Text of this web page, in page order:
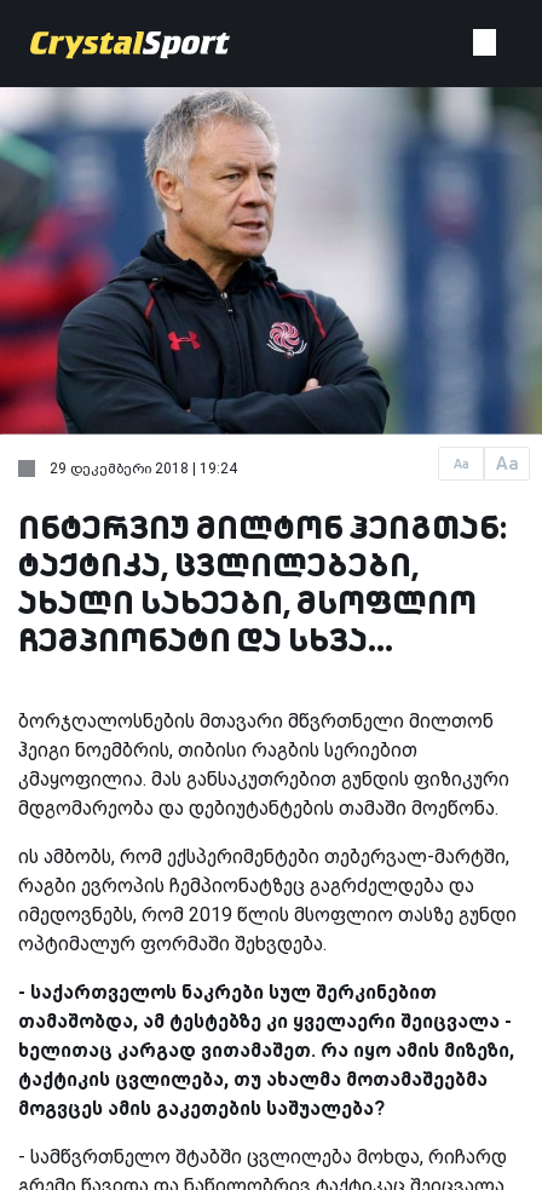
Aa Aa
29 დეკემბერი 2018 | 19:24
ინტერვიუ მილტონ ჰეიგთან:
ტაქტიკა, ცვლილებები,
ახალი სახეები, მსოფლიო
ჩემპიონატი და სხვა...
ბორჯღალოსნების მთავარი მწვრთნელი მილთონ
ჰეიგი ნოემბრის, თიბისი რაგბის სერიებით
კმაყოფილია. მას განსაკუთრებით გუნდის ფიზიკური
მდგომარეობა და დებიუტანტების თამაში მოეწონა.
ის ამბობს, რომ ექსპერიმენტები თებერვალ-მარტში,
რაგბი ევროპის ჩემპიონატზეც გაგრძელდება და
იმედოვნებს, რომ 2019 წლის მსოფლიო თასზე გუნდი
ოპტიმალურ ფორმაში შეხვდება.
- საქართველოს ნაკრები სულ შერკინებით
თამაშობდა, ამ ტესტებზე კი ყველაერი შეიცვალა -
ხელითაც კარგად ვითამაშეთ. რა იყო ამის მიზეზი,
ტაქტიკის ცვლილება, თუ ახალმა მოთამაშეებმა
მოგვცეს ამის გაკეთების საშუალება?
- სამწვრთნელო შტაბში ცვლილება მოხდა, რიჩარდ
გრემი წავიდა და ნაწილობრივ ტაქტიკაც შეიცვალა.